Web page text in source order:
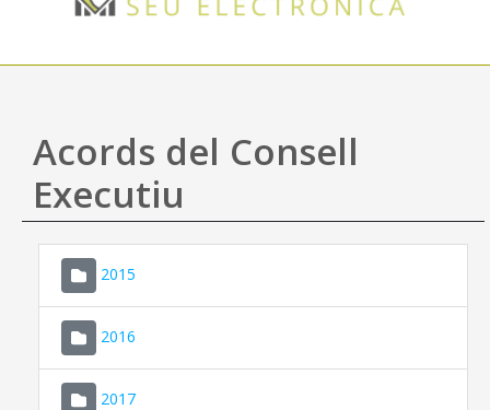
Accés i seguretat
Utilitats
Ajuda
Acords del Consell
Executiu
2015
2016
2017